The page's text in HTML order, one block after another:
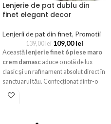
Lenjerie de pat dublu din
finet elegant decor
Lenjerii de pat din finet, Promotii
139,00lei 109,00lei
Această lenjerie finet 6 piese maro
crem damasc aduce o notă de lux
clasic și un rafinament absolut direct în
sanctuarul tău. Confecționat dintr-o
țesătură de bumbac finet premium,